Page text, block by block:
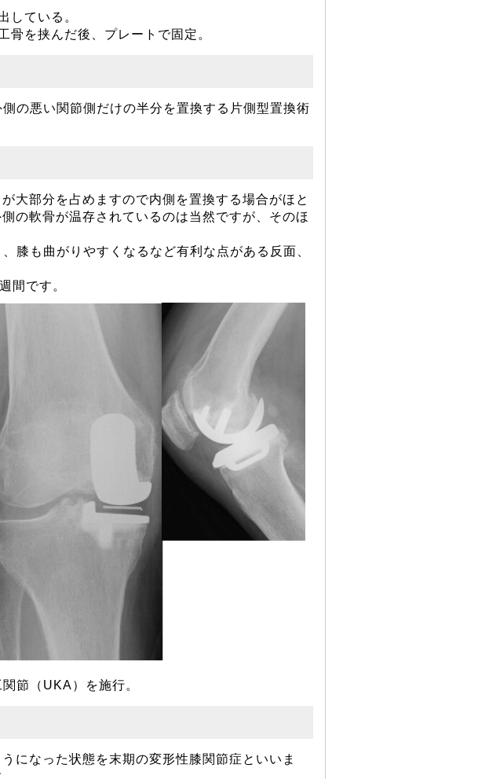
している。
骨を挟んだ後、プレートで固定。
の悪い関節側だけの半分を置換する片側型置換術
大部分を占めますので内側を置換する場合がほと
の軟骨が温存されているのは当然ですが、そのほ
膝も曲がりやすくなるなど有利な点がある反面、
間です。
節（UKA）を施行。
になった状態を末期の変形性膝関節症といいま